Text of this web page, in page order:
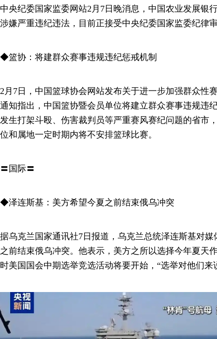
中央纪委国家监委网站2月7日晚消息，中国农业发展银
涉嫌严重违纪违法，目前正接受中央纪委国家监委纪律
◆篮协：将建群众赛事违规违纪惩戒机制
2月7日，中国篮球协会网站发布关于进一步加强群众性
通知指出，中国篮协暨会员单位将建立群众赛事违规违
发生打架斗殴、伤害裁判员等严重赛风赛纪问题的省市
位和属地一定时期内将不安排篮球比赛。
〓国际〓
◆泽连斯基：美方希望今夏之前结束俄乌冲突
据乌克兰国家通讯社7日报道，乌克兰总统泽连斯基对
之前结束俄乌冲突。他表示，美方之所以选择今年夏天
时美国国会中期选举竞选活动将要开始，“选举对他们来